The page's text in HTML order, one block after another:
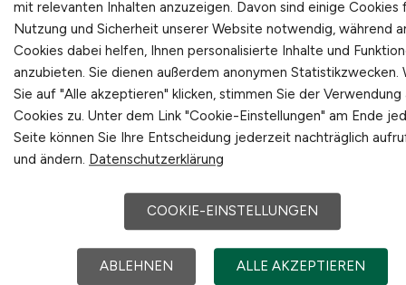
fachlich korrekt als auch gut verständlich sind.
Eine professionelle Beratung kann zudem dabei
unterstützen, die Besonderheiten des eigenen
Unternehmens hervorzuheben.
Vertriebsfachkräfte achten darauf, wie ein
Unternehmen seine Kundenbeziehungen
Teamstrukturen aufgebaut sind. Wenn diese
Inhalte klar beschrieben sind, steigt die
Attraktivität der Position erheblich. Eine
fundierte Unterstützung stellt sicher, dass die
mit relevanten Inhalten anzuzeigen. Davon sind einige Cookies
Nutzung und Sicherheit unserer Website notwendig, während
Cookies dabei helfen, Ihnen personalisierte Inhalte und
anzubieten. Sie dienen außerdem anonymen Statistikzwecken.
Sie auf "Alle akzeptieren" klicken, stimmen Sie der Verwendung
Cookies zu. Unter dem Link "Cookie-Einstellungen" am Ende
Seite können Sie Ihre Entscheidung jederzeit nachträglich
und ändern. Datenschutzerklärung
COOKIE-EINSTELLUNGEN
ABLEHNEN ALLE AKZEPTIEREN